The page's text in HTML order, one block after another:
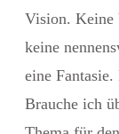
Vision. Keine
keine
eine
Brauche ich